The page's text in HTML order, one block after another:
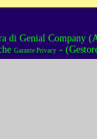
di Genial Company
Garante Privacy -